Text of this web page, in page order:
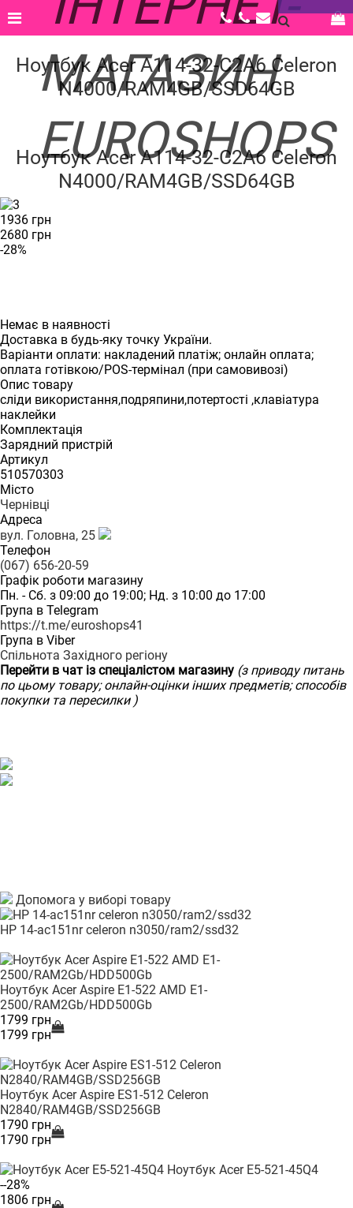
Головна | Каталог | Ноутбуки, планшети, системні блоки | Ноутбуки |
Ноутбук Acer A114-32-C2A6 Celeron N4000/RAM4GB/SSD64GB
Ноутбук Acer A114-32-C2A6 Celeron
N4000/RAM4GB/SSD64GB
Ноутбук Acer A114-32-C2A6 Celeron
N4000/RAM4GB/SSD64GB
1936 грн
2680 грн
-28%
Немає в наявності
Доставка в будь-яку точку України.
Варіанти оплати: накладений платіж; онлайн оплата;
оплата готівкою/POS-термінал (при самовивозі)
Опис товару
сліди використання,подряпини,потертості ,клавіатура
наклейки
Комплектація
Зарядний пристрій
Артикул
510570303
Місто
Чернівці
Адреса
вул. Головна, 25
Телефон
(067) 656-20-59
Графік роботи магазину
Пн. - Сб. з 09:00 до 19:00; Нд. з 10:00 до 17:00
Група в Telegram
https://t.me/euroshops41
Група в Viber
Спільнота Західного регіону
Перейти в чат із спеціалістом магазину (з приводу питань
по цьому товару; онлайн-оцінки інших предметів; способів
покупки та пересилки )
Допомога у виборі товару
HP 14-ac151nr celeron n3050/ram2/ssd32
Ноутбук Acer Aspire E1-522 AMD E1-
2500/RAM2Gb/HDD500Gb
1799 грн
1799 грн
Ноутбук Acer Aspire ES1-512 Celeron
N2840/RAM4GB/SSD256GB
1790 грн
1790 грн
Ноутбук Acer E5-521-45Q4
--28%
1806 грн